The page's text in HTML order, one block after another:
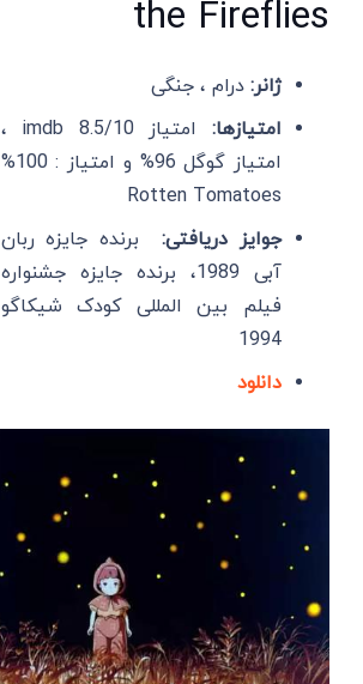
the Fireflies
ژانر: درام ، جنگی
امتیازها:
امتیاز imdb 8.5/10 ،
امتیاز گوگل 96% و امتیاز : 100%
Rotten Tomatoes
جوایز دریافتی: برنده جایزه ربان
آبی 1989، برنده جایزه جشنواره
فیلم بین المللی کودک شیکاگو
1994
دانلود